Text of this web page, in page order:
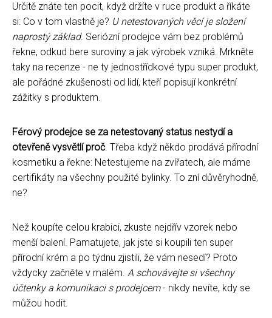
Určitě znáte ten pocit, když držíte v ruce produkt a říkáte
si: Co v tom vlastně je? U netestovaných věcí je složení
naprostý základ. Seriózní prodejce vám bez problémů
řekne, odkud bere suroviny a jak výrobek vzniká. Mrkněte
taky na recenze - ne ty jednostřídkové typu super produkt,
ale pořádné zkušenosti od lidí, kteří popisují konkrétní
zážitky s produktem.
Férový prodejce se za netestovaný status nestydí a
otevřeně vysvětlí proč. Třeba když někdo prodává přírodní
kosmetiku a řekne: Netestujeme na zvířatech, ale máme
certifikáty na všechny použité bylinky. To zní důvěryhodně,
ne?
Než koupíte celou krabici, zkuste nejdřív vzorek nebo
menší balení. Pamatujete, jak jste si koupili ten super
přírodní krém a po týdnu zjistili, že vám nesedí? Proto
vždycky začněte v malém. A schovávejte si všechny
účtenky a komunikaci s prodejcem- nikdy nevíte, kdy se
můžou hodit.